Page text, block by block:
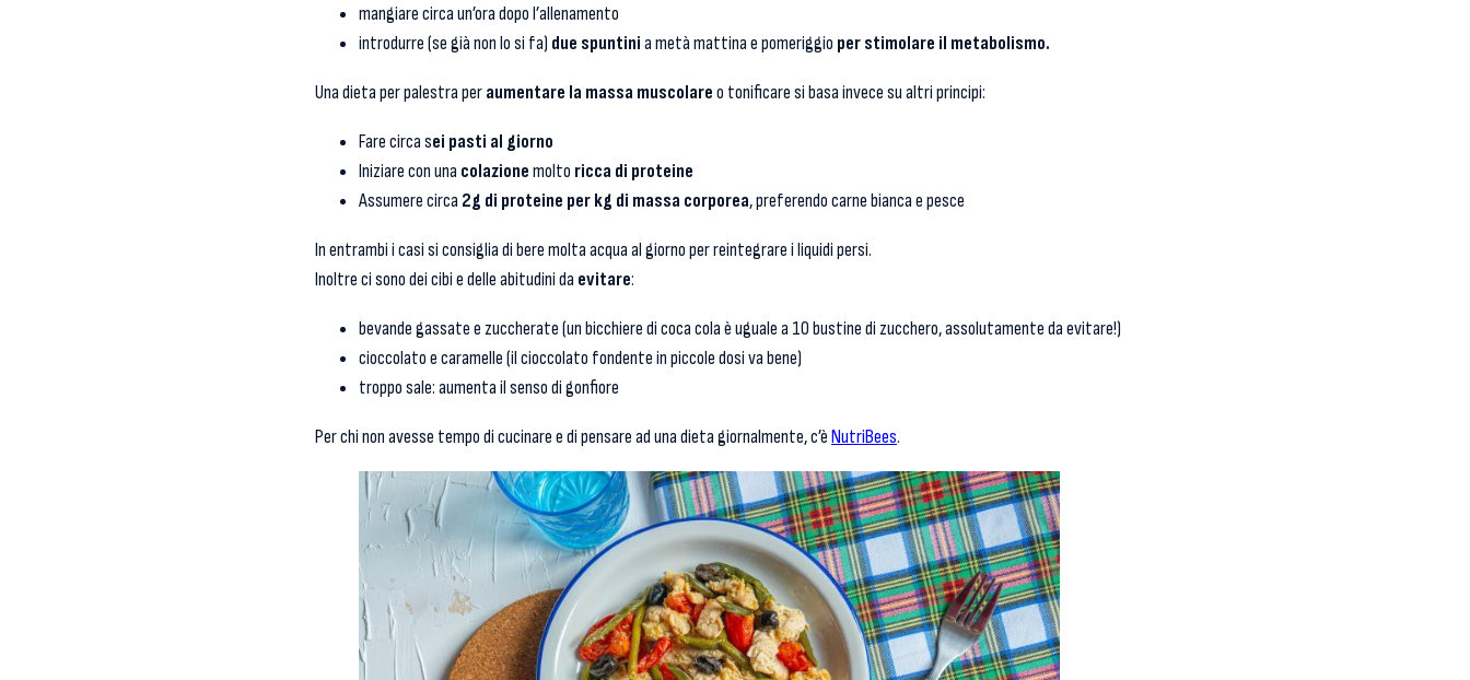
mangiare circa un’ora dopo l’allenamento
introdurre (se già non lo si fa) due spuntinia metà mattina e pomeriggio per stimolare il metabolismo.
Una dieta per palestra peraumentare la massa muscolareo tonificare si basa invece su altri principi:
Fare circa sei pasti al giorno
Iniziare con una colazionemolto ricca di proteine
Assumere circa 2g di proteine per kg di massa corporea, preferendo carne bianca e pesce
In entrambi i casi si consiglia di bere molta acqua al giorno per reintegrare i liquidi persi.
Inoltre ci sono dei cibi e delle abitudini da evitare:
bevande gassate e zuccherate (un bicchiere di coca cola è uguale a 10 bustine di zucchero, assolutamente da evitare!)
cioccolato e caramelle (il cioccolato fondente in piccole dosi va bene)
troppo sale: aumenta il senso di gonfiore
Per chi non avesse tempo di cucinare e di pensare ad una dieta giornalmente, c’èNutriBees.